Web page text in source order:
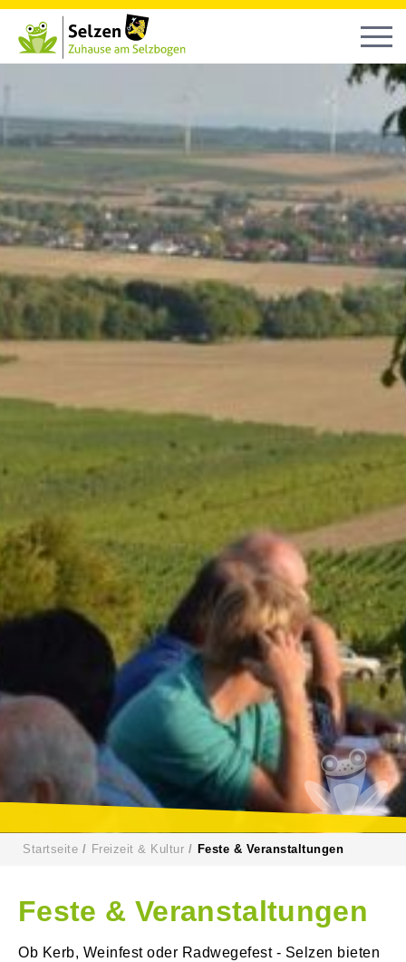
Startseite Freizeit & Kultur Feste & Veranstaltungen
Feste & Veranstaltungen
Ob Kerb, Weinfest oder Radwegefest - Selzen bieten